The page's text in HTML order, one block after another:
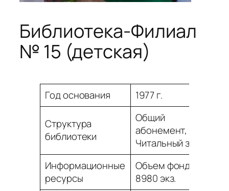
Библиотека-Филиал
№ 15 (детская)
Год основания 1977 г.
Структура
библиотеки
Общий
абонемент,
Читальный зал
Информационные
ресурсы
Объем фонда
8980 экз.